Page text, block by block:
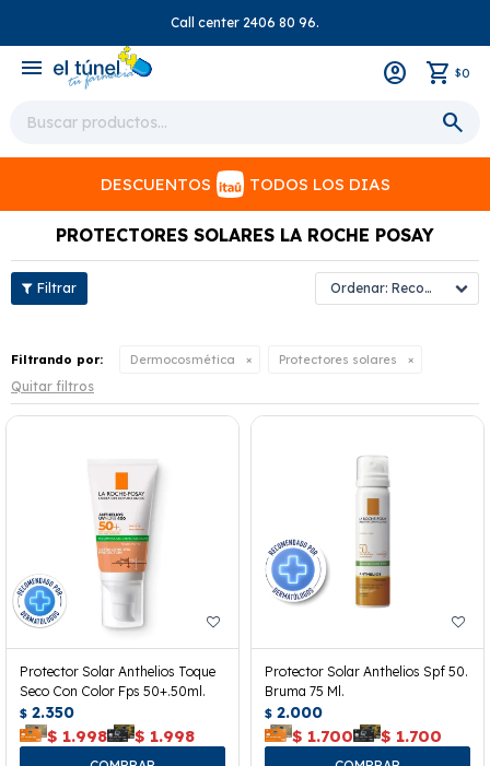
Call center 2406 80 96.
menu $0
DESCUENTOS TODOS LOS DIAS
PROTECTORES SOLARES LA ROCHE POSAY
Recomendados
Filtrando por: Dermocosmética Protectores solares
Quitar filtros
Protector Solar Anthelios Toque
Seco Con Color Fps 50+.50ml.
$ 2.350
$ 1.998 $ 1.998
Protector Solar Anthelios Spf 50.
Bruma 75 Ml.
$ 2.000
$ 1.700 $ 1.700
close